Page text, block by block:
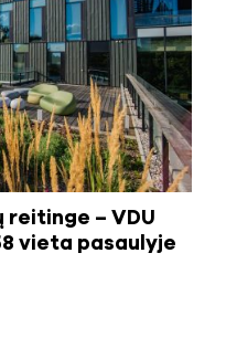
– VDU
vieta pasaulyje